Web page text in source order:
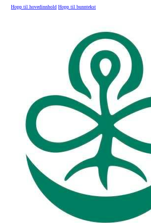
Hopp til hovedinnhold Hopp til bunntekst